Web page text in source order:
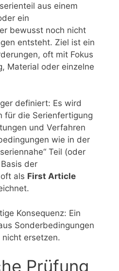
aus einem
ein
bewusst noch nicht
entsteht. Ziel ist ein
oft mit Fokus
Material oder einzelne
definiert: Es wird
für die Serienfertigung
und Verfahren
wie in der
Teil (oder
der
als First Article
Konsequenz: Ein
Sonderbedingungen
nicht ersetzen.
Prüfung